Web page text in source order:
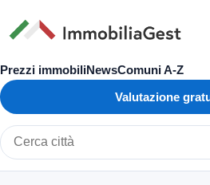
Prezzi immobiliNewsComuni A-Z
Valutazione
Cerca città o zona